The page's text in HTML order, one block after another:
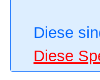
Diese
Diese